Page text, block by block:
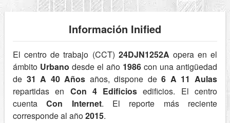
Información Inified
El centro de trabajo (CCT) 24DJN1252A opera en el
ámbito Urbano desde el año 1986 con una antigüedad
de 31 A 40 Años años, dispone de6 A 11 Aulas
repartidas en Con 4 Edificios edificios. El centro
cuentaCon Internet. El reporte más reciente
corresponde al año2015.